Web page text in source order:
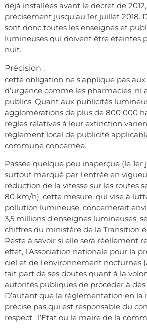
déjà installées avant le décret de
précisément jusqu’au 1er juillet 2018.
sont donc toutes les enseignes et
lumineuses qui doivent être éteintes
nuit.
Précision :
cette obligation ne s’applique pas aux
d’urgence comme les pharmacies, ni
publics. Quant aux publicités
agglomérations de plus de 800 000
règles relatives à leur extinction
règlement local de publicité
commune concernée.
Passée quelque peu inaperçue (le
surtout marqué par l’entrée en
réduction de la vitesse sur les routes
80 km/h), cette mesure, qui vise à
pollution lumineuse, concernerait
3,5 millions d’enseignes lumineuses,
chiffres du ministère de la Transition
Reste à savoir si elle sera réellement
effet, l’Association nationale pour la
ciel et de l’environnement nocturnes
fait part de ses doutes quant à la
autorités publiques de procéder à des
D’autant que la réglementation en la
précise pas qui est responsable du
respect : l’État ou le maire de la